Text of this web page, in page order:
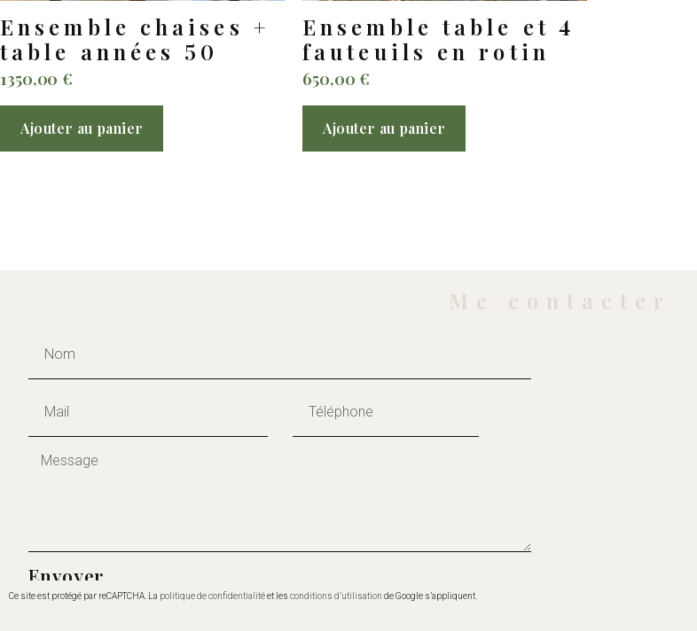
Ensemble chaises +
table années 50
1350,00€
Ajouter au panier
Ensemble table et 4
fauteuils en rotin
650,00€
Ajouter au panier
Me contacter
Envoyer
Ce site est protégé par reCAPTCHA. La politique de confidentialitéet les conditions d’utilisation de Google s’appliquent.